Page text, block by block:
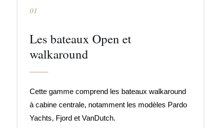
01
Les bateaux Open et
walkaround
Cette gamme comprend les bateaux walkaround
à cabine centrale, notamment les modèles Pardo
Yachts, Fjord et VanDutch.